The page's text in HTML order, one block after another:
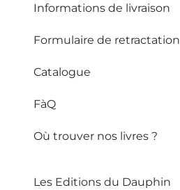
Informations de livraison
Formulaire de retractation
Catalogue
FàQ
Où trouver nos livres ?
Les Editions du Dauphin